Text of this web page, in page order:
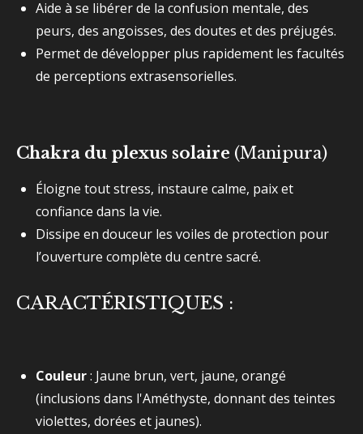
Aide à se libérer de la confusion mentale, des
peurs, des angoisses, des doutes et des préjugés.
Permet de développer plus rapidement les facultés
de perceptions extrasensorielles.
Chakra du plexus solaire (Manipura)
Éloigne tout stress, instaure calme, paix et
confiance dans la vie.
Dissipe en douceur les voiles de protection pour
l’ouverture complète du centre sacré.
CARACTÉRISTIQUES :
Couleur: Jaune brun, vert, jaune, orangé
(inclusions dans l'Améthyste, donnant des teintes
violettes, dorées et jaunes).